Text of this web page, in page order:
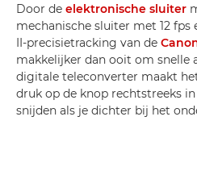
Door de elektronische sluiter
mechanische sluiter met 12 fps
II-precisietracking van de
makkelijker dan ooit om snelle
digitale teleconverter maakt
druk op de knop rechtstreeks
snijden als je dichter bij het